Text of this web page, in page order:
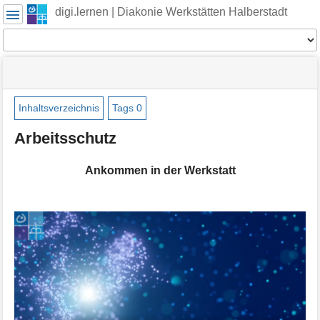
digi.lernen | Diakonie Werkstätten Halberstadt
Werkzeuge
Benutzer-
Werkzeuge
Werkzeuge
e
f
o
r
m
a
t
o
Inhaltsverzeichnis Tags 0
Arbeitsschutz
Ankommen in der Werkstatt